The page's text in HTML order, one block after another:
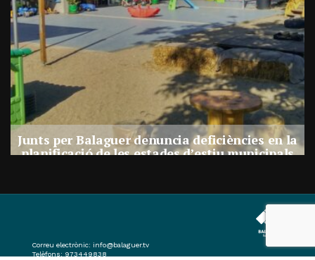
Junts per Balaguer denuncia deficiències en la
planificació de les estades d’estiu municipals
Correu electrònic: info@balaguer.tv
Telèfons: 973449838